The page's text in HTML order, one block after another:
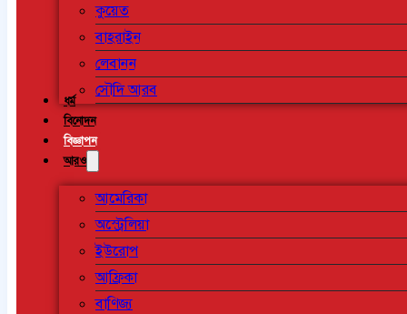
কুয়েত
বাহরাইন
লেবানন
সৌদি আরব
ধর্ম
বিনোদন
বিজ্ঞাপন
আরও
আমেরিকা
অস্ট্রেলিয়া
ইউরোপ
আফ্রিকা
বাণিজ্য